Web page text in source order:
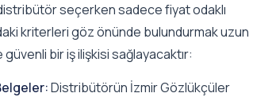
seçerken sadece fiyat odaklı
kriterleri göz önünde bulundurmak uzun
güvenli bir iş ilişkisi sağlayacaktır:
Distribütörün İzmir Gözlükçüler